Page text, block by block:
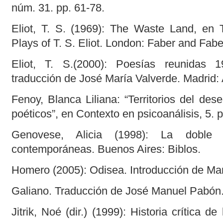
núm. 31. pp. 61-78.
Eliot, T. S. (1969): The Waste Land, en
Plays of T. S. Eliot. London: Faber and
Eliot, T. S.(2000): Poesías reunidas
traducción de José María Valverde.
Fenoy, Blanca Liliana: “Territorios del
poéticos”, en Contexto en psicoanálisis, 5.
Genovese, Alicia (1998): La doble
contemporáneas. Buenos Aires: Biblos.
Homero (2005): Odisea. Introducción de
Galiano. Traducción de José Manuel
Jitrik, Noé (dir.) (1999): Historia crítica de